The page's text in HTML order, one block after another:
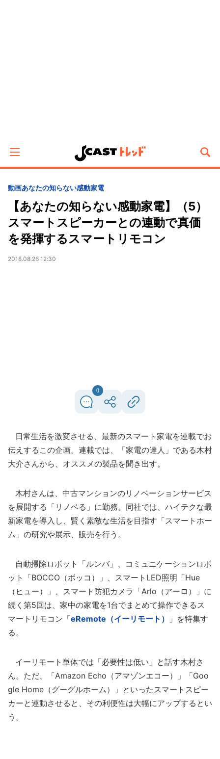
動画あなたの知らない感動家電
【あなたの知らない感動家電】（5）
スマートスピーカーとの連動で真価
を発揮するスマートリモコン
2018.08.26 12:30
0
日常生活を激変させる、最新のスマート家電を連載でお
伝えするこの企画。連載では、「家電の達人」である木村
大介さんから、オススメの製品を聞き出す。
木村さんは、中古マンションのリノベーションサービス
を展開する「リノベる」に勤務。同社では、ハイテクな最
新家電を導入し、賢く素敵な生活を目指す「スマートホー
ム」の研究や展示、販売を行う。
自動掃除ロボット「ルンバ」、コミュニケーションロボ
ット「BOCCO（ボッコ）」、スマートLED照明「Hue
（ヒュー）」、スマート防犯カメラ「Arlo（アーロ）」に
続く第5回は、家中の家電を1台でまとめて操作できるス
マートリモコン「eRemote（イーリモート）
」を特集す
る。
イーリモート単体では「必要性は低い」と話す木村さ
ん。ただ、「Amazon Echo（アマゾンエコー）」「Goo
gle Home（グーグルホーム）」といったスマートスピー
カーと連動させると、その利便性は大幅にアップするとい
う。